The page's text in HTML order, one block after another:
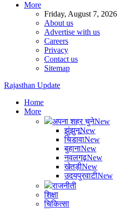
More
Friday, August 7, 2026
About us
Advertise with us
Careers
Privacy
Contact us
Sitemap
Rajasthan Update
Home
More
अपना शहर चुनेNew
झुंझुनूNew
चिडावाNew
बुहानाNew
नवलगढ़New
खेतड़ीNew
उदयपुरवाटीNew
राजनीती
शिक्षा
चिकित्सा